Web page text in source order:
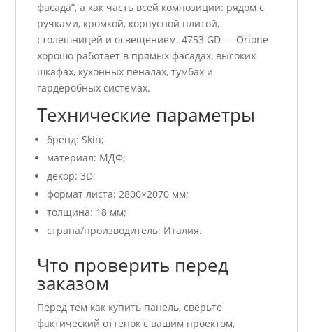
фасада”, а как часть всей композиции: рядом с
ручками, кромкой, корпусной плитой,
столешницей и освещением. 4753 GD — Orione
хорошо работает в прямых фасадах, высоких
шкафах, кухонных пеналах, тумбах и
гардеробных системах.
Технические параметры
бренд: Skin;
материал: МДФ;
декор: 3D;
формат листа: 2800×2070 мм;
толщина: 18 мм;
страна/производитель: Италия.
Что проверить перед
заказом
Перед тем как купить панель, сверьте
фактический оттенок с вашим проектом,